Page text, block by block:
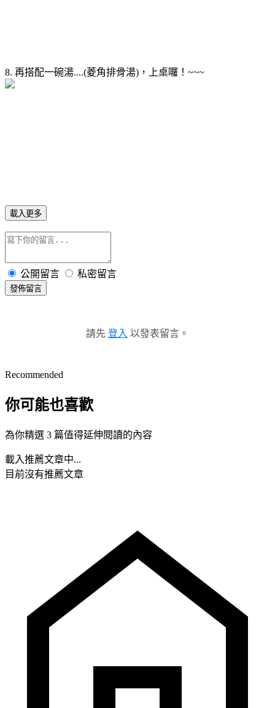
8. 再搭配一碗湯....(菱角排骨湯)，上桌囉！~~~
載入更多
公開留言 私密留言
發佈留言
請先 登入 以發表留言。
Recommended
你可能也喜歡
為你精選 3 篇值得延伸閱讀的內容
載入推薦文章中...
目前沒有推薦文章